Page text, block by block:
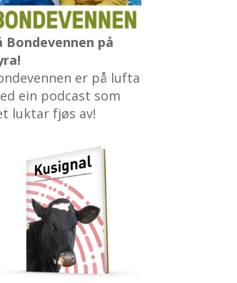
Bondevennen på
er på lufta
ein podcast som
luktar fjøs av!